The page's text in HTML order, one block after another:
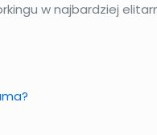
w najbardziej